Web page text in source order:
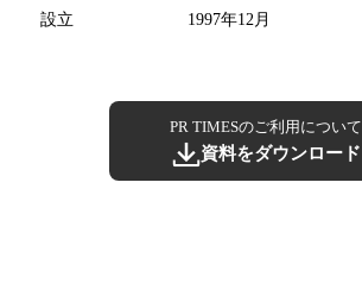
設立
1997年12月
PR TIMESのご利用について
資料をダウンロード